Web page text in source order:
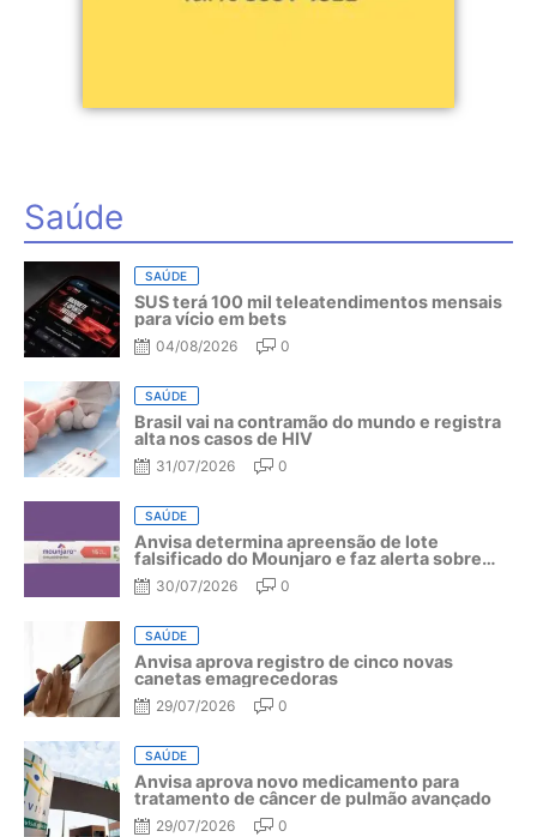
Saúde
SAÚDE
SUS terá 100 mil teleatendimentos mensais
para vício em bets
04/08/2026 0
SAÚDE
Brasil vai na contramão do mundo e registra
alta nos casos de HIV
31/07/2026 0
SAÚDE
Anvisa determina apreensão de lote
falsificado do Mounjaro e faz alerta sobre
riscos do medicamento
30/07/2026 0
SAÚDE
Anvisa aprova registro de cinco novas
canetas emagrecedoras
29/07/2026 0
SAÚDE
Anvisa aprova novo medicamento para
tratamento de câncer de pulmão avançado
29/07/2026 0